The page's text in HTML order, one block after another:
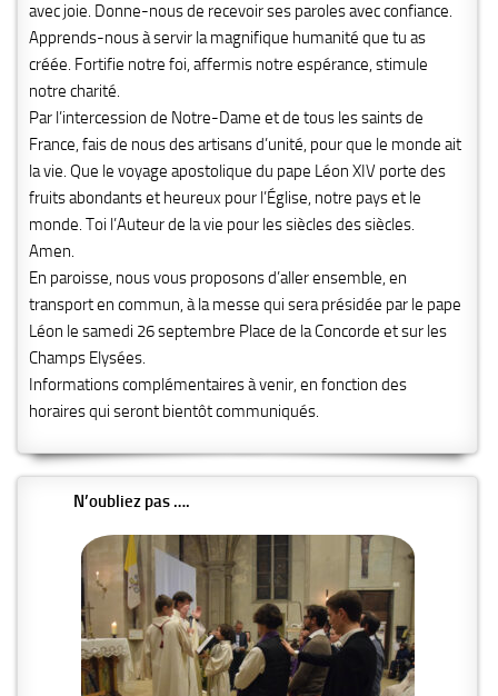
avec joie. Donne-nous de recevoir ses paroles avec confiance.
Apprends-nous à servir la magnifique humanité que tu as
créée. Fortifie notre foi, affermis notre espérance, stimule
notre charité.
Par l’intercession de Notre-Dame et de tous les saints de
France, fais de nous des artisans d’unité, pour que le monde ait
la vie. Que le voyage apostolique du pape Léon XIV porte des
fruits abondants et heureux pour l’Église, notre pays et le
monde. Toi l’Auteur de la vie pour les siècles des siècles.
Amen.
En paroisse, nous vous proposons d’aller ensemble, en
transport en commun, à la messe qui sera présidée par le pape
Léon le samedi 26 septembre Place de la Concorde et sur les
Champs Elysées.
Informations complémentaires à venir, en fonction des
horaires qui seront bientôt communiqués.
N’oubliez pas ….